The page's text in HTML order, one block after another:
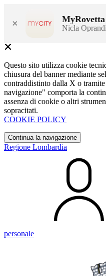
× MyRovetta
Nicla Oprandi
Questo sito utilizza cookie
chiusura del banner mediante
contraddistinto dalla X o
navigazione" comporta la
assenza di cookie o altri
sopracitati.
COOKIE POLICY
Continua la navigazione
Regione Lombardia
personale